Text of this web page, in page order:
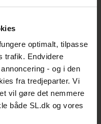
optimalt, tilpasse
trafik. Endvidere
- og i den
fra tredjeparter. Vi
vil gøre det nemmere
både SL.dk og vores
og